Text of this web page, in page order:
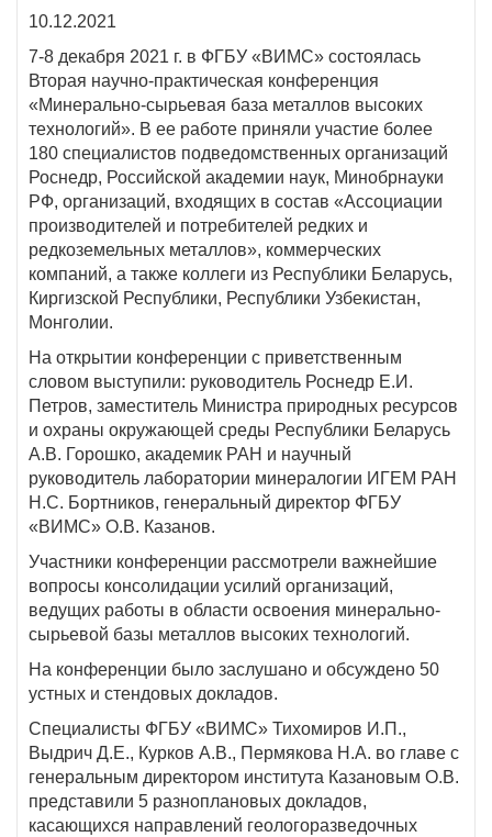
10.12.2021
7-8 декабря 2021 г. в ФГБУ «ВИМС» состоялась
Вторая научно-практическая конференция
«Минерально-сырьевая база металлов высоких
технологий». В ее работе приняли участие более
180 специалистов подведомственных организаций
Роснедр, Российской академии наук, Минобрнауки
РФ, организаций, входящих в состав «Ассоциации
производителей и потребителей редких и
редкоземельных металлов», коммерческих
компаний, а также коллеги из Республики Беларусь,
Киргизской Республики, Республики Узбекистан,
Монголии.
На открытии конференции с приветственным
словом выступили: руководитель Роснедр Е.И.
Петров, заместитель Министра природных ресурсов
и охраны окружающей среды Республики Беларусь
А.В. Горошко, академик РАН и научный
руководитель лаборатории минералогии ИГЕМ РАН
Н.С. Бортников, генеральный директор ФГБУ
«ВИМС» О.В. Казанов.
Участники конференции рассмотрели важнейшие
вопросы консолидации усилий организаций,
ведущих работы в области освоения минерально-
сырьевой базы металлов высоких технологий.
На конференции было заслушано и обсуждено 50
устных и стендовых докладов.
Специалисты ФГБУ «ВИМС» Тихомиров И.П.,
Выдрич Д.Е., Курков А.В., Пермякова Н.А. во главе с
генеральным директором института Казановым О.В.
представили 5 разноплановых докладов,
касающихся направлений геологоразведочных